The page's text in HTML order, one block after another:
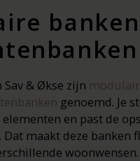
Sav & Økse zijn
genoemd. Je
en past de
maakt deze banken
woonwensen.